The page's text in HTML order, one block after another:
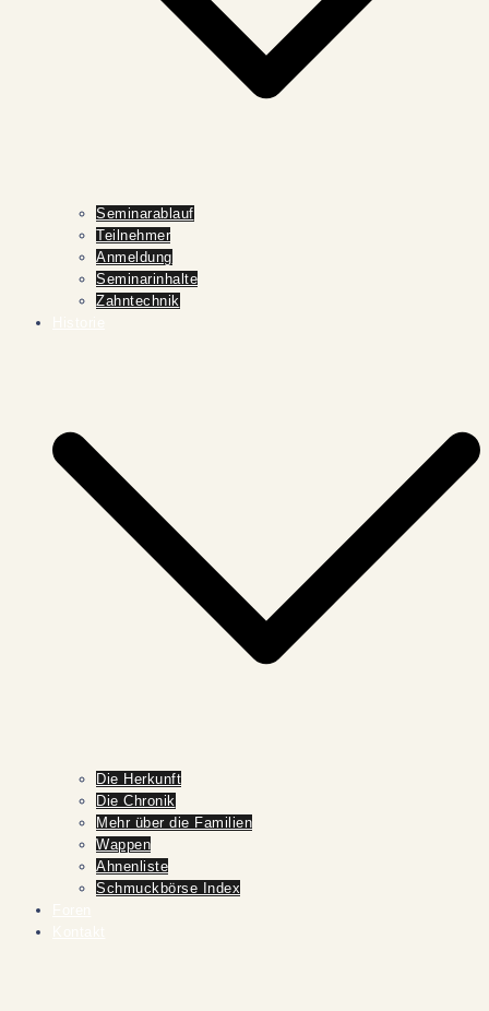
Seminarablauf
Teilnehmer
Anmeldung
Seminarinhalte
Zahntechnik
Die Herkunft
Die Chronik
Mehr über die Familien
Wappen
Ahnenliste
Schmuckbörse Index